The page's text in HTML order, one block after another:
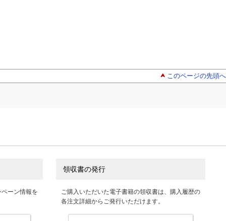
このページの先頭へ
ーン情報を
領収書の発行
ご購入いただいた電子書籍の領収書は、購入履歴の
各注文詳細からご発行いただけます。